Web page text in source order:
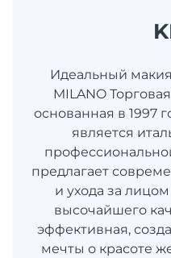
Идеальный
MILANO
основанная в 1997
является
предлагает
и ухода за
высочайшего
эффективная,
мечты о красоте